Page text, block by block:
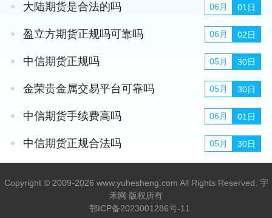
大陆期货是合法的吗 06月 01日
盈立方期货正规吗可靠吗 06月 02日
中信期货正规吗 05月 30日
金荣贵金属交易平台可靠吗 05月 30日
中信期货手续费高吗 06月 01日
中信期货正规合法吗 05月 30日
Copyright © 2009-2026 www.yuhesheng.com All Rights Reserved. 宇
禾网 版权所有
鄂ICP备2023001286号-11